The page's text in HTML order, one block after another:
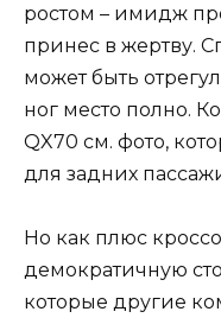
ростом – имидж
принес в жертву.
может быть
ног место полно.
QX70 см. фото,
для задних
Но как плюс
демократичную
которые другие